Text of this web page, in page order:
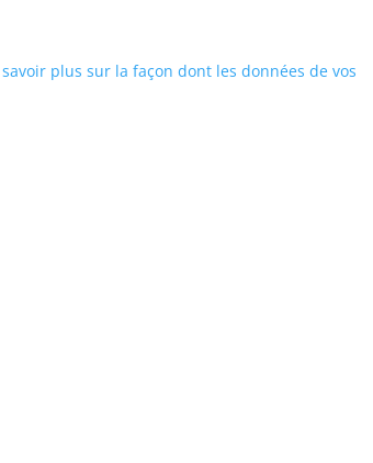
savoir plus sur la façon dont les données de vos